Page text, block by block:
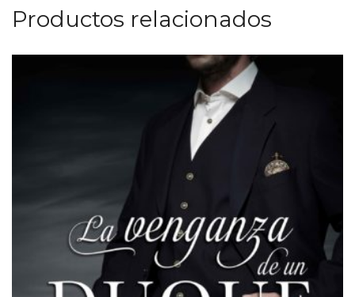
Productos relacionados